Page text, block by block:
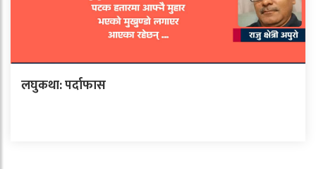
लघुकथा: पर्दाफास